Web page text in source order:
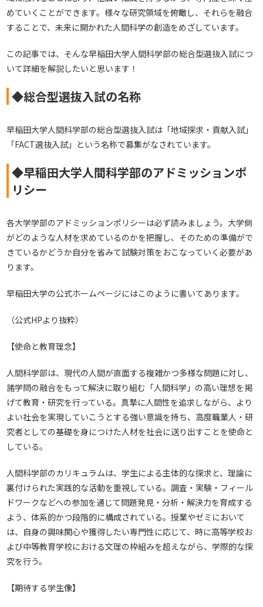
めていくことができます。様々な研究領域を俯瞰し、それらを融合
することで、未来に開かれた人間科学の創造をめざしています。
この記事では、そんな早稲田大学人間科学部の総合型選抜入試につ
いて詳細を解説したいと思います！
◆総合型選抜入試の名称
早稲田大学人間科学部の総合型選抜入試は「地域探求・貢献入試」
「FACT選抜入試」という名称で募集がなされています。
◆早稲田大学人間科学部のアドミッションポ
リシー
各大学学部のアドミッションポリシーは必ず読みましょう。大学側
がどのような人材を求めているのかを把握し、そのための準備がで
きているかどうか自分を省みて試験対策をおこなっていく必要があ
ります。
早稲田大学の公式ホームページにはこのように書いてあります。
（公式HPより抜粋）
【使命と教育理念】
人間科学部は、現代の人間が直面する複雑かつ多様な問題に対し、
諸学問の融合をもって解決に取り組む「人間科学」の高い理想を掲
げて教育・研究を行っている。真摯に人間性を追求しながら、より
よい社会を実現していこうとする強い意識を持ち、高度職業人・研
究者としての基礎を身につけた人材を社会に送り出すことを使命と
している。
人間科学部のカリキュラムは、学生による主体的な探求と、理論に
裏付けられた実践的な活動を重視している。調査・実験・フィール
ドワークなどへの参加を通じて問題発見・分析・解決力を育成する
よう、体系的かつ段階的に構成されている。授業やゼミにおいて
は、自身の興味関心や獲得したい専門性に応じて、時に高等学校お
よび中等教育学校における文理の枠組みを超えながら、学際的な探
究を行う。
【期待する学生像】